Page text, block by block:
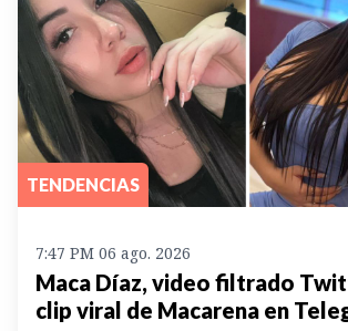
TENDENCIAS
7:47 PM 06 ago. 2026
Maca Díaz, video filtrado
clip viral de Macarena en